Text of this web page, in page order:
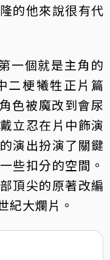
的他來說很有代
一個就是主角的
二梗犧牲正片篇
色被魔改到會尿
立忍在片中飾演
演出扮演了關鍵
些扣分的空間。
頂尖的原著改編
紀大爛片。